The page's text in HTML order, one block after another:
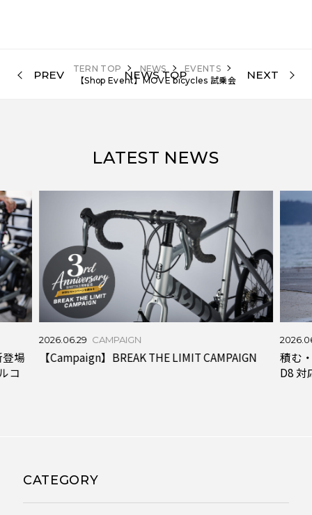
TERN TOP NEWS
EVENTS
【Shop Event】MOVE bicycles 試乗会
PREV NEWS TOP NEXT
LATEST NEWS
場
コ
2026.06.29 CAMPAIGN
【Campaign】BREAK THE LIMIT CAMPAIGN
積む
D8 対
CATEGORY